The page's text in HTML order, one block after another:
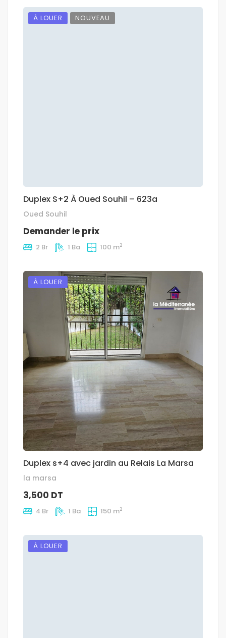
À LOUER NOUVEAU
Duplex S+2 À Oued Souhil – 623a
Oued Souhil
Demander le prix
2 Br 1 Ba 100 m2
À LOUER
Duplex s+4 avec jardin au Relais La Marsa
la marsa
3,500 DT
4 Br 1 Ba 150 m2
À LOUER